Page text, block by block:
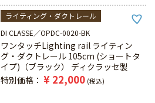
ライティング・ダクトレール
DI CLASSE
OPDC-0020-BK
ワンタッチLighting rail ライティン
グ・ダクトレール 105cm (ショートタ
イプ)（ブラック） ディクラッセ製
特別価格
¥ 22,000 税込